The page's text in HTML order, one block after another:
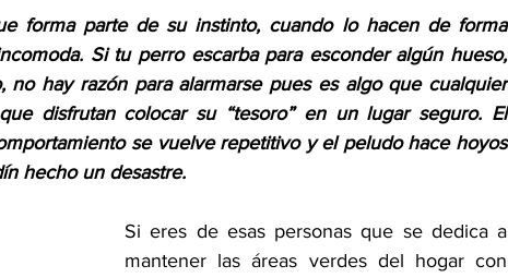
forma parte de su instinto, cuando lo hacen de forma
Si tu perro escarba para esconder algún hueso,
hay razón para alarmarse pues es algo que cualquier
disfrutan colocar su “tesoro” en un lugar seguro. El
se vuelve repetitivo y el peludo hace hoyos
hecho un desastre.
Si eres de esas personas que se dedica a
mantener las áreas verdes del hogar con